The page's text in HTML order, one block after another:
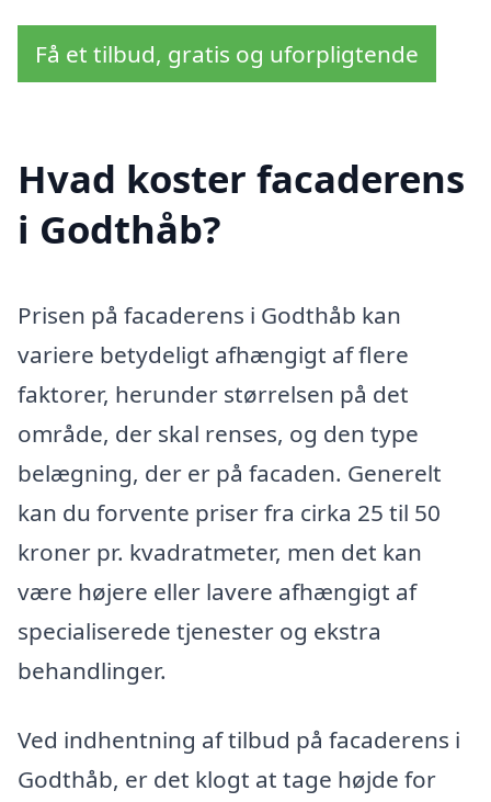
Få et tilbud, gratis og uforpligtende
Hvad koster facaderens
i Godthåb?
Prisen på facaderens i Godthåb kan
variere betydeligt afhængigt af flere
faktorer, herunder størrelsen på det
område, der skal renses, og den type
belægning, der er på facaden. Generelt
kan du forvente priser fra cirka 25 til 50
kroner pr. kvadratmeter, men det kan
være højere eller lavere afhængigt af
specialiserede tjenester og ekstra
behandlinger.
Ved indhentning af tilbud på facaderens i
Godthåb, er det klogt at tage højde for